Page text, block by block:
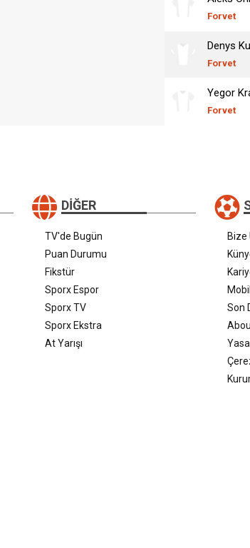
Forvet
Denys
Forvet
Yegor
Forvet
DIĞER
TV'de Bugün
Puan Durumu
Fikstür
Sporx Espor
Sporx TV
Sporx Ekstra
At Yarışı
Bize
Mobil
Son